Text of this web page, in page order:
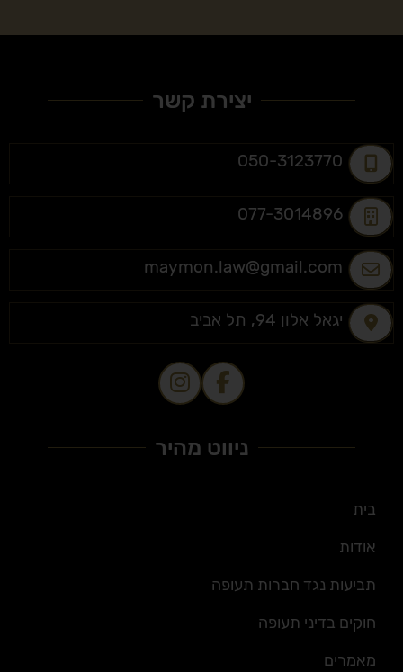
יצירת קשר
050-3123770
077-3014896
maymon.law@gmail.com
יגאל אלון 94, תל אביב
ניווט מהיר
בית
אודות
תביעות נגד חברות תעופה
חוקים בדיני תעופה
מאמרים